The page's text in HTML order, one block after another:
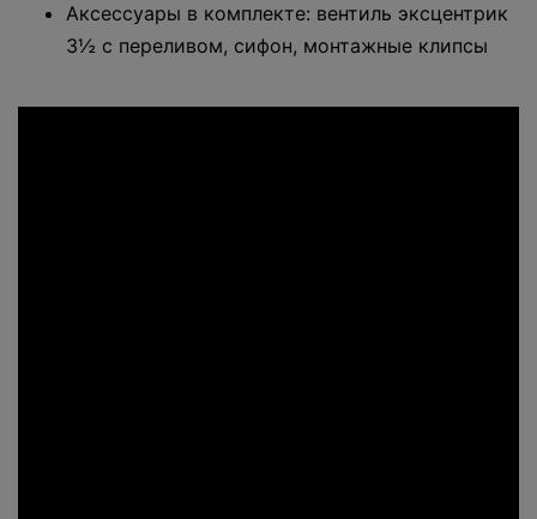
Аксессуары в комплекте: вентиль эксцентрик
3½ с переливом, сифон, монтажные клипсы